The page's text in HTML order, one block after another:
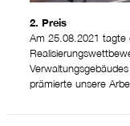
2. Preis
Am 25.08.2021 tagte
prämierte unsere